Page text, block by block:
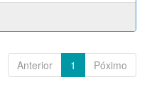
Anterior 1 Póximo